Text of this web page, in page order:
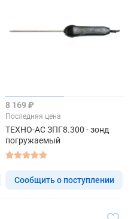
8 169 ₽
Последняя цена
ТЕХНО-АС ЗПГ8.300 - зонд
погружаемый
Сообщить о поступлении